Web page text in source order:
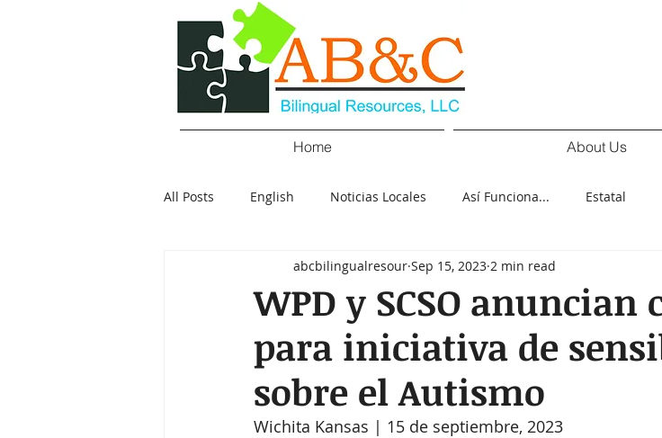
Home About Us
All Posts English Noticias Locales Así Funciona... Estatal
Negocios Salud Cultura Deportes
Elecciones Tecnología Elecciones
WPD y SCSO
para iniciativa de
sobre el Autismo
abcbilingualresour Sep 15, 2023 2 min read
Wichita Kansas | 15 de septiembre, 2023